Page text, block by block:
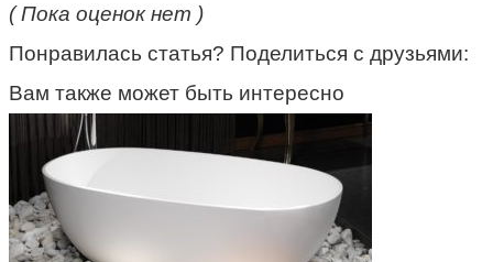
( Пока оценок нет )
Понравилась статья? Поделиться с друзьями:
Вам также может быть интересно